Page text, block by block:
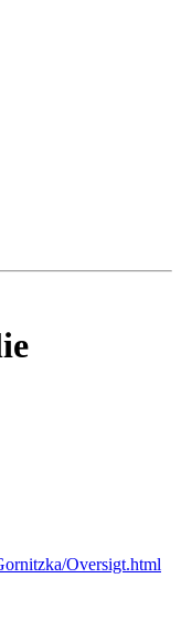
Oversigt.html